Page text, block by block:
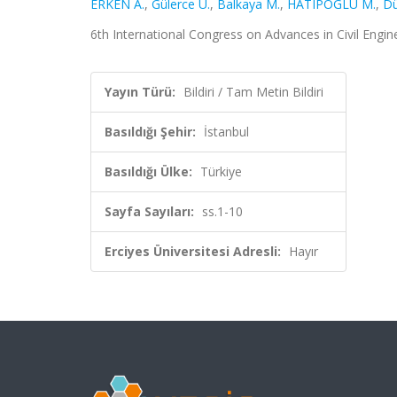
ERKEN A., Gülerce Ü., Balkaya M., HATIPOGLU M.,
6th International Congress on Advances in Civil
Yayın Türü: Bildiri / Tam Metin Bildiri
Basıldığı Şehir: İstanbul
Basıldığı Ülke: Türkiye
Sayfa Sayıları: ss.1-10
Erciyes Üniversitesi Adresli: Hayır